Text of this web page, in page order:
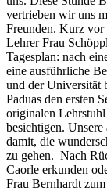
vertrieben wir uns
Freunden. Kurz vor
Lehrer Frau
Tagesplan: nach
eine ausführliche
und der Universität
Paduas den ersten
originalen
besichtigen.
damit, die
zu gehen. Nach
Caorle erkunden
Frau Bernhardt